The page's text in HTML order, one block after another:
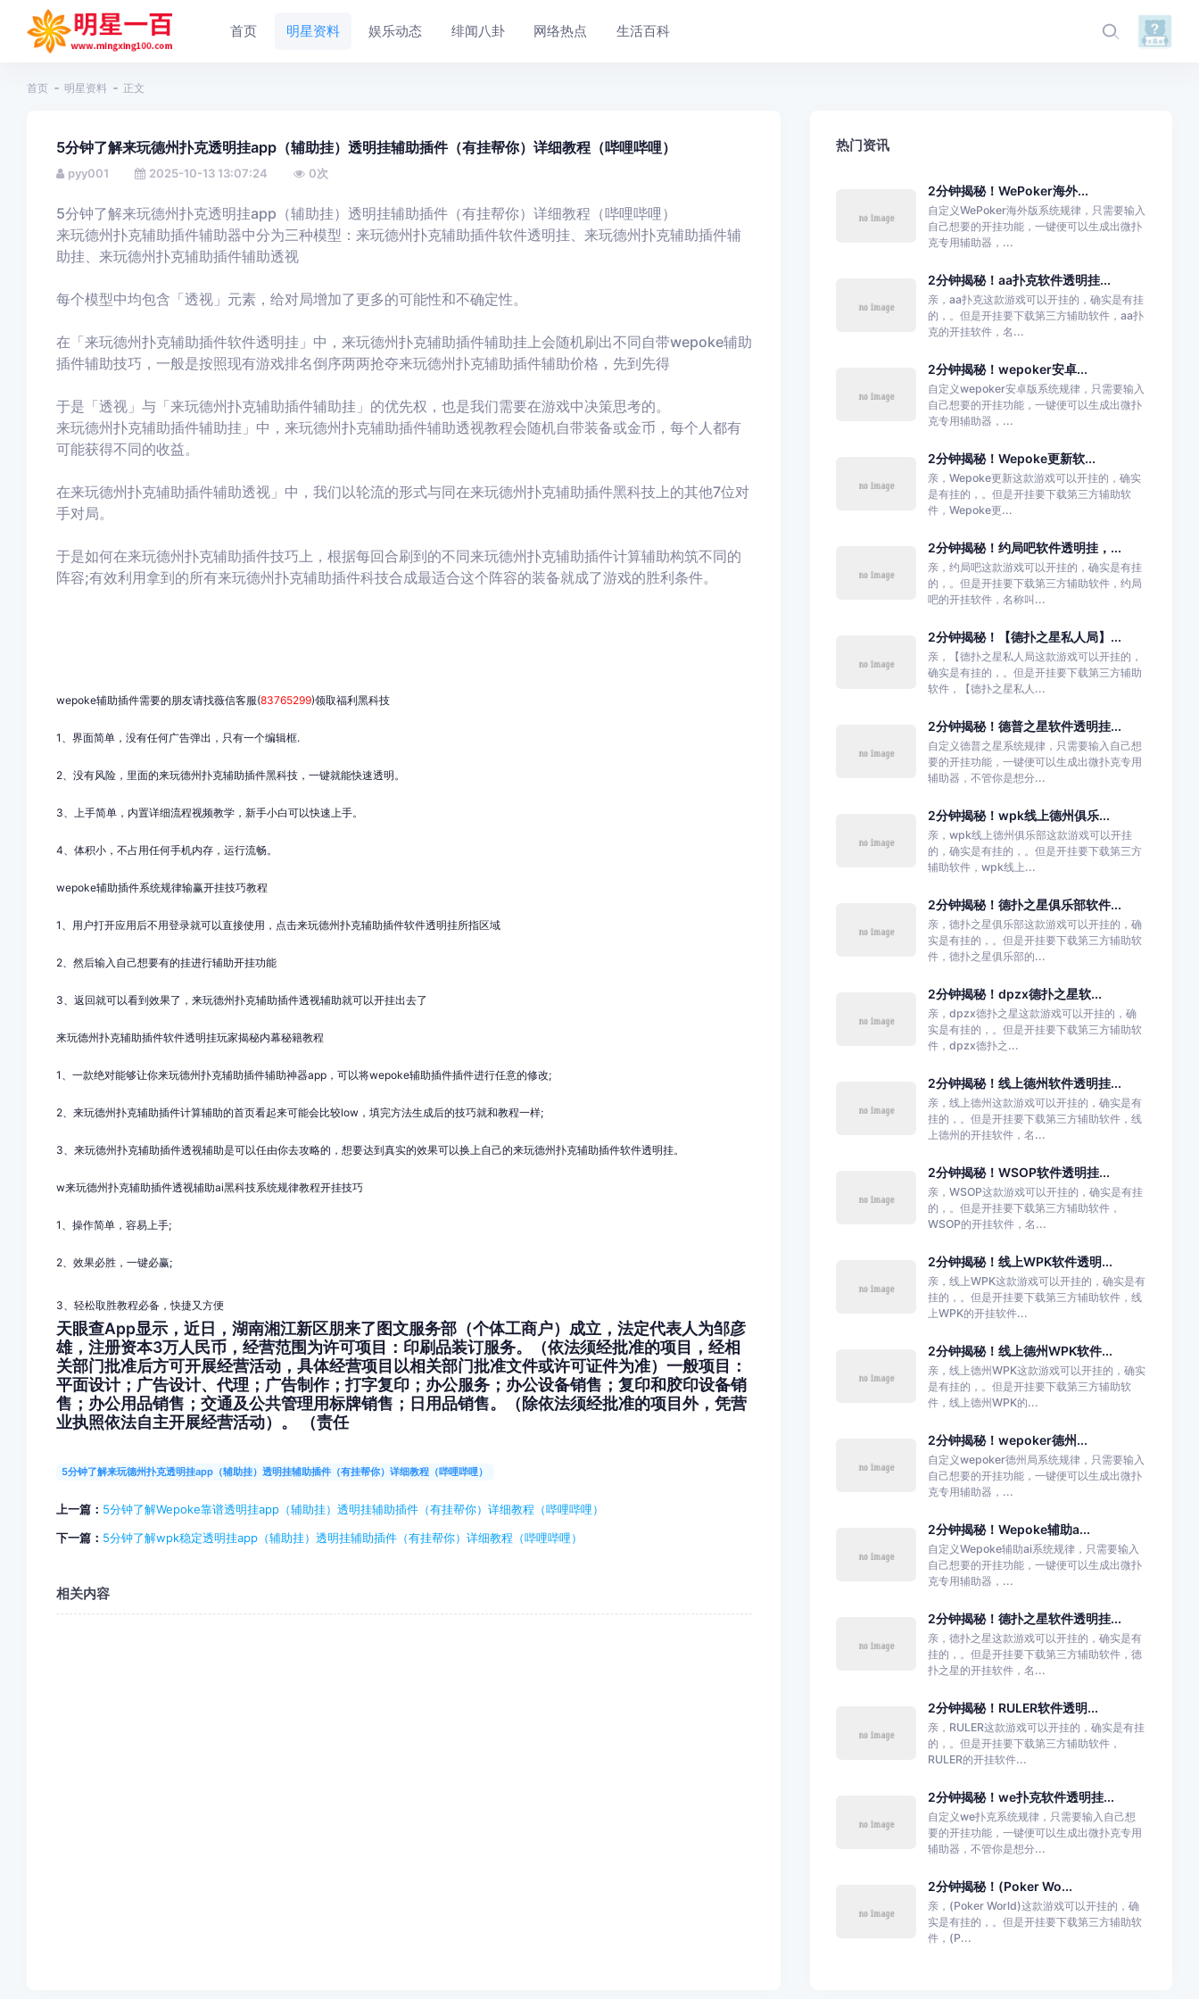
首页 明星资料 娱乐动态 绯闻八卦 网络热点 生活百科
首页 明星资料 正文
5分钟了解来玩德州扑克透明挂app（辅助挂）透明挂辅助插件（有挂帮你）详细教程（哔哩哔哩）
pyy001 2025-10-13 13:07:24 0次
5分钟了解来玩德州扑克透明挂app（辅助挂）透明挂辅助插件（有挂帮你）详细教程（哔哩哔哩）
来玩德州扑克辅助插件辅助器中分为三种模型：来玩德州扑克辅助插件软件透明挂、来玩德州扑克辅助插件辅
助挂、来玩德州扑克辅助插件辅助透视
每个模型中均包含「透视」元素，给对局增加了更多的可能性和不确定性。
在「来玩德州扑克辅助插件软件透明挂」中，来玩德州扑克辅助插件辅助挂上会随机刷出不同自带wepoke辅助
插件辅助技巧，一般是按照现有游戏排名倒序两两抢夺来玩德州扑克辅助插件辅助价格，先到先得
于是「透视」与「来玩德州扑克辅助插件辅助挂」的优先权，也是我们需要在游戏中决策思考的。
来玩德州扑克辅助插件辅助挂」中，来玩德州扑克辅助插件辅助透视教程会随机自带装备或金币，每个人都有
可能获得不同的收益。
在来玩德州扑克辅助插件辅助透视」中，我们以轮流的形式与同在来玩德州扑克辅助插件黑科技上的其他7位对
手对局。
于是如何在来玩德州扑克辅助插件技巧上，根据每回合刷到的不同来玩德州扑克辅助插件计算辅助构筑不同的
阵容;有效利用拿到的所有来玩德州扑克辅助插件科技合成最适合这个阵容的装备就成了游戏的胜利条件。
wepoke辅助插件需要的朋友请找薇信客服(83765299)领取福利黑科技
1、界面简单，没有任何广告弹出，只有一个编辑框.
2、没有风险，里面的来玩德州扑克辅助插件黑科技，一键就能快速透明。
3、上手简单，内置详细流程视频教学，新手小白可以快速上手。
4、体积小，不占用任何手机内存，运行流畅。
wepoke辅助插件系统规律输赢开挂技巧教程
1、用户打开应用后不用登录就可以直接使用，点击来玩德州扑克辅助插件软件透明挂所指区域
2、然后输入自己想要有的挂进行辅助开挂功能
3 、返回就可以看到效果了，来玩德州扑克辅助插件透视辅助就可以开挂出去了
来玩德州扑克辅助插件软件透明挂玩家揭秘内幕秘籍教程
1、一款绝对能够让你来玩德州扑克辅助插件辅助神器app，可以将wepoke辅助插件插件进行任意的修改;
2、来玩德州扑克辅助插件计算辅助的首页看起来可能会比较low，填完方法生成后的技巧就和教程一样;
3、来玩德州扑克辅助插件透视辅助是可以任由你去攻略的，想要达到真实的效果可以换上自己的来玩德州扑克辅助插件软件透明挂。
w来玩德州扑克辅助插件透视辅助ai黑科技系统规律教程开挂技巧
1、操作简单，容易上手;
2、效果必胜，一键必赢;
3、轻松取胜教程必备，快捷又方便
天眼查App显示，近日，湖南湘江新区朋来了图文服务部（个体工商户）成立，法定代表人为邹彦
雄，注册资本3万人民币，经营范围为许可项目：印刷品装订服务。（依法须经批准的项目，经相
关部门批准后方可开展经营活动，具体经营项目以相关部门批准文件或许可证件为准）一般项目：
平面设计；广告设计、代理；广告制作；打字复印；办公服务；办公设备销售；复印和胶印设备销
售；办公用品销售；交通及公共管理用标牌销售；日用品销售。（除依法须经批准的项目外，凭营
业执照依法自主开展经营活动）。 （责任
5分钟了解来玩德州扑克透明挂app（辅助挂）透明挂辅助插件（有挂帮你）详细教程（哔哩哔哩）
上一篇： 5分钟了解Wepoke靠谱透明挂app（辅助挂）透明挂辅助插件（有挂帮你）详细教程（哔哩哔哩）
下一篇： 5分钟了解wpk稳定透明挂app（辅助挂）透明挂辅助插件（有挂帮你）详细教程（哔哩哔哩）
相关内容
热门资讯
2分钟揭秘！WePoker海外...
自定义WePoker海外版系统规律，只需要输入
自己想要的开挂功能，一键便可以生成出微扑
克专用辅助器，...
2分钟揭秘！aa扑克软件透明挂...
亲，aa扑克这款游戏可以开挂的，确实是有挂
的，。但是开挂要下载第三方辅助软件，aa扑
克的开挂软件，名...
2分钟揭秘！wepoker安卓...
自定义wepoker安卓版系统规律，只需要输入
自己想要的开挂功能，一键便可以生成出微扑
克专用辅助器，...
2分钟揭秘！Wepoke更新软...
亲，Wepoke更新这款游戏可以开挂的，确实
是有挂的，。但是开挂要下载第三方辅助软
件，Wepoke更...
2分钟揭秘！约局吧软件透明挂，...
亲，约局吧这款游戏可以开挂的，确实是有挂
的，。但是开挂要下载第三方辅助软件，约局
吧的开挂软件，名称叫...
2分钟揭秘！【德扑之星私人局】...
亲，【德扑之星私人局这款游戏可以开挂的，
确实是有挂的，。但是开挂要下载第三方辅助
软件，【德扑之星私人...
2分钟揭秘！德普之星软件透明挂...
自定义德普之星系统规律，只需要输入自己想
要的开挂功能，一键便可以生成出微扑克专用
辅助器，不管你是想分...
2分钟揭秘！wpk线上德州俱乐...
亲，wpk线上德州俱乐部这款游戏可以开挂
的，确实是有挂的，。但是开挂要下载第三方
辅助软件，wpk线上...
2分钟揭秘！德扑之星俱乐部软件...
亲，德扑之星俱乐部这款游戏可以开挂的，确
实是有挂的，。但是开挂要下载第三方辅助软
件，德扑之星俱乐部的...
2分钟揭秘！dpzx德扑之星软...
亲，dpzx德扑之星这款游戏可以开挂的，确
实是有挂的，。但是开挂要下载第三方辅助软
件，dpzx德扑之...
2分钟揭秘！线上德州软件透明挂...
亲，线上德州这款游戏可以开挂的，确实是有
挂的，。但是开挂要下载第三方辅助软件，线
上德州的开挂软件，名...
2分钟揭秘！WSOP软件透明挂...
亲，WSOP这款游戏可以开挂的，确实是有挂
的，。但是开挂要下载第三方辅助软件，
WSOP的开挂软件，名...
2分钟揭秘！线上WPK软件透明...
亲，线上WPK这款游戏可以开挂的，确实是有
挂的，。但是开挂要下载第三方辅助软件，线
上WPK的开挂软件...
2分钟揭秘！线上德州WPK软件...
亲，线上德州WPK这款游戏可以开挂的，确实
是有挂的，。但是开挂要下载第三方辅助软
件，线上德州WPK的...
2分钟揭秘！wepoker德州...
自定义wepoker德州局系统规律，只需要输入
自己想要的开挂功能，一键便可以生成出微扑
克专用辅助器，...
2分钟揭秘！Wepoke辅助a...
自定义Wepoke辅助ai系统规律，只需要输入
自己想要的开挂功能，一键便可以生成出微扑
克专用辅助器，...
2分钟揭秘！德扑之星软件透明挂...
亲，德扑之星这款游戏可以开挂的，确实是有
挂的，。但是开挂要下载第三方辅助软件，德
扑之星的开挂软件，名...
2分钟揭秘！RULER软件透明...
亲，RULER这款游戏可以开挂的，确实是有挂
的，。但是开挂要下载第三方辅助软件，
RULER的开挂软件...
2分钟揭秘！we扑克软件透明挂...
自定义we扑克系统规律，只需要输入自己想
要的开挂功能，一键便可以生成出微扑克专用
辅助器，不管你是想分...
2分钟揭秘！(Poker Wo...
亲，(Poker World)这款游戏可以开挂的，确
实是有挂的，。但是开挂要下载第三方辅助软
件，(P...